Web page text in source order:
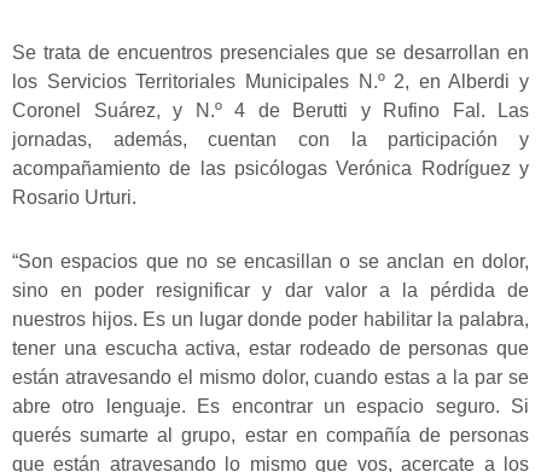
Se trata de encuentros presenciales que se desarrollan en
los Servicios Territoriales Municipales N.º 2, en Alberdi y
Coronel Suárez, y N.º 4 de Berutti y Rufino Fal. Las
jornadas, además, cuentan con la participación y
acompañamiento de las psicólogas Verónica Rodríguez y
Rosario Urturi.
“Son espacios que no se encasillan o se anclan en dolor,
sino en poder resignificar y dar valor a la pérdida de
nuestros hijos. Es un lugar donde poder habilitar la palabra,
tener una escucha activa, estar rodeado de personas que
están atravesando el mismo dolor, cuando estas a la par se
abre otro lenguaje. Es encontrar un espacio seguro. Si
querés sumarte al grupo, estar en compañía de personas
que están atravesando lo mismo que vos, acercate a los